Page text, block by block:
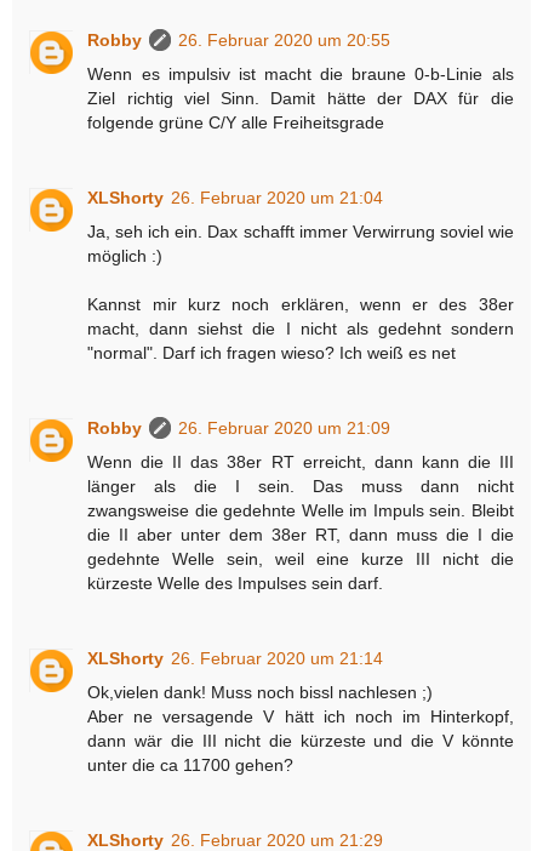
Robby
26. Februar 2020 um 20:55
Wenn es impulsiv ist macht die braune 0-b-Linie als
Ziel richtig viel Sinn. Damit hätte der DAX für die
folgende grüne C/Y alle Freiheitsgrade
XLShorty 26. Februar 2020 um 21:04
Ja, seh ich ein. Dax schafft immer Verwirrung soviel wie
möglich :)
Kannst mir kurz noch erklären, wenn er des 38er
macht, dann siehst die I nicht als gedehnt sondern
"normal". Darf ich fragen wieso? Ich weiß es net
Robby
26. Februar 2020 um 21:09
Wenn die II das 38er RT erreicht, dann kann die III
länger als die I sein. Das muss dann nicht
zwangsweise die gedehnte Welle im Impuls sein. Bleibt
die II aber unter dem 38er RT, dann muss die I die
gedehnte Welle sein, weil eine kurze III nicht die
kürzeste Welle des Impulses sein darf.
XLShorty 26. Februar 2020 um 21:14
Ok,vielen dank! Muss noch bissl nachlesen ;)
Aber ne versagende V hätt ich noch im Hinterkopf,
dann wär die III nicht die kürzeste und die V könnte
unter die ca 11700 gehen?
XLShorty 26. Februar 2020 um 21:29